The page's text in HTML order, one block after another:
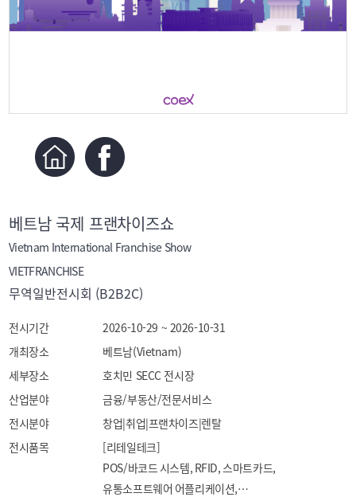
베트남 국제 프랜차이즈쇼
Vietnam International Franchise Show
VIETFRANCHISE
무역일반전시회 (B2B2C)
전시기간
2026-10-29 ~ 2026-10-31
개최장소
베트남(Vietnam)
세부장소
호치민 SECC 전시장
산업분야
금융/부동산/전문서비스
전시분야
창업|취업|프랜차이즈|렌탈
전시품목
[리테일테크]
POS/바코드 시스템, RFID, 스마트카드,
유통소프트웨어 어플리케이션,